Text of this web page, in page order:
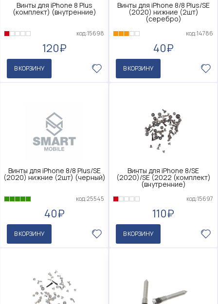
Винты для iPhone 8 Plus
(комплект) (внутренние)
код:15698
120₽
В КОРЗИНУ
Винты для iPhone 8/8 Plus/SE
(2020) нижние (2шт)
(серебро)
код:14786
40₽
В КОРЗИНУ
Винты для iPhone 8/8 Plus/SE
(2020) нижние (2шт) (черный)
код:25545
40₽
В КОРЗИНУ
Винты для iPhone 8/SE
(2020)/SE (2022 (комплект)
(внутренние)
код:15697
110₽
В КОРЗИНУ